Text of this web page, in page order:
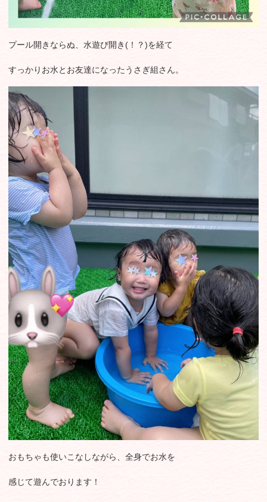
プール開きならぬ、水遊び開き(！？)を経て
すっかりお水とお友達になったうさぎ組さん。
おもちゃも使いこなしながら、全身でお水を
感じて遊んでおります！